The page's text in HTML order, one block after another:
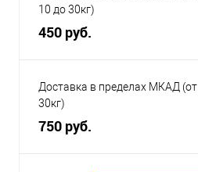
10 до 30кг)
450 руб.
Доставка в пределах МКАД (от
30кг)
750 руб.